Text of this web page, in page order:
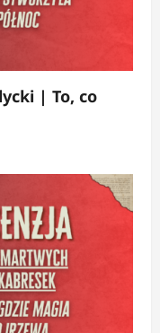
| To, co